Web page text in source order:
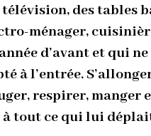
des tables
ménager,
d’avant et qui
à l’entrée.
respirer, manger
à tout ce qui lui